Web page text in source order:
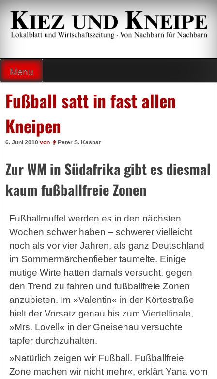
Zum
Inhalt
springen
Menu
Fußball satt in fast allen
Kneipen
6. Juni 2010 von Peter S. Kaspar
Zur WM in Südafrika gibt es diesmal
kaum fußballfreie Zonen
Fußballmuffel werden es in den nächsten
Wochen schwer haben – schwerer vielleicht
noch als vor vier Jahren, als ganz Deutschland
im Sommermärchenfieber taumelte. Einige
mutige Wirte hatten damals versucht, gegen
den Trend zu fahren und fußballfreie Zonen
anzubieten. Im »Valentin« in der Körtestraße
hielt der Vorsatz genau bis zum Viertelfinale,
»Mrs. Lovell« in der Gneisenau versuchte
tapfer durchzuhalten.
»Natürlich zeigen wir Fußball. Fußballfreie
Zone machen wir nicht mehr«, erklärt Yana vom